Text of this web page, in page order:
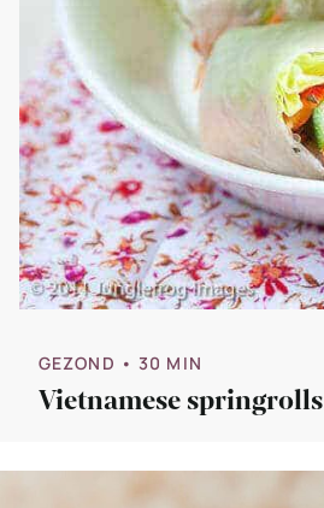
GEZOND • 30 MIN
Vietnamese springrolls